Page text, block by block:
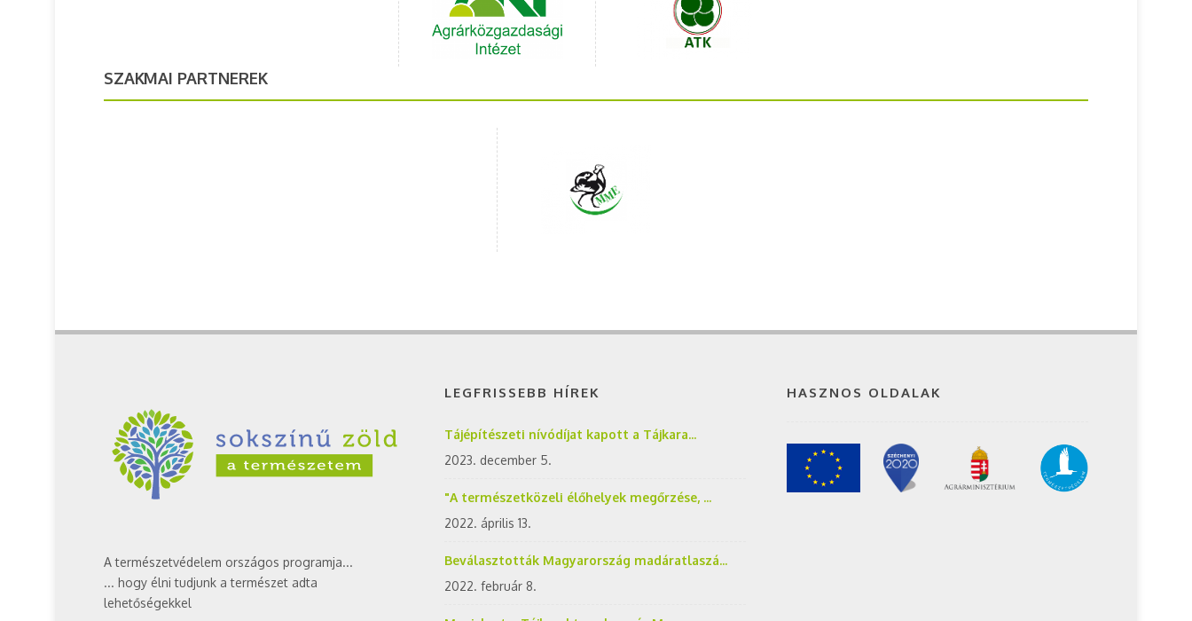
SZAKMAI PARTNEREK
A természetvédelem országos programja...
... hogy élni tudjunk a természet adta
lehetőségekkel
LEGFRISSEBB HÍREK
Tájépítészeti nívódíjat kapott a Tájkara...
2023. december 5.
"A természetközeli élőhelyek megőrzése, ...
2022. április 13.
Beválasztották Magyarország madáratlaszá...
2022. február 8.
HASZNOS OLDALAK